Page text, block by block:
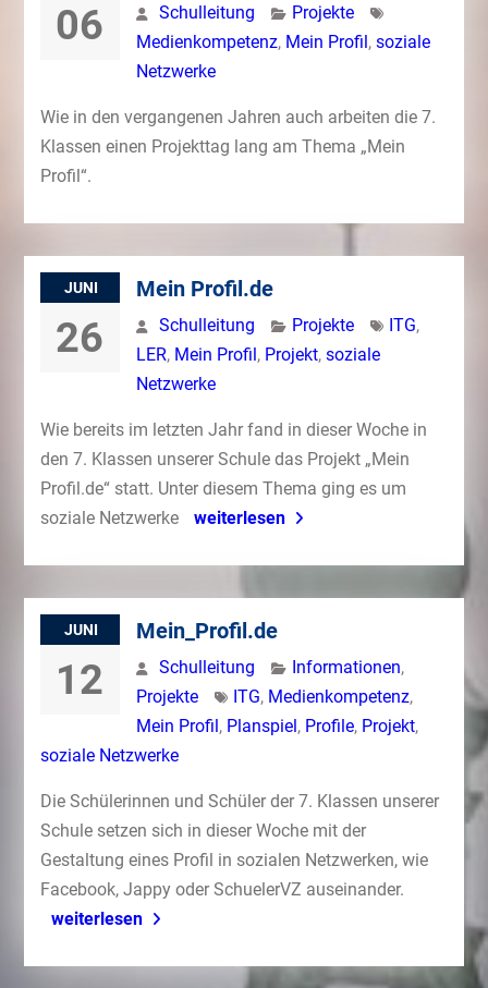
06 Schulleitung
Projekte
Medienkompetenz, Mein Profil, soziale
Netzwerke
Wie in den vergangenen Jahren auch arbeiten die 7.
Klassen einen Projekttag lang am Thema „Mein
Profil“.
JUNI
26
Mein Profil.de
Schulleitung Projekte ITG,
LER, Mein Profil, Projekt, soziale
Netzwerke
Wie bereits im letzten Jahr fand in dieser Woche in
den 7. Klassen unserer Schule das Projekt „Mein
Profil.de“ statt. Unter diesem Thema ging es um
soziale Netzwerke
weiterlesen
JUNI
12
Mein_Profil.de
Schulleitung Informationen,
Projekte
ITG, Medienkompetenz,
Mein Profil, Planspiel, Profile, Projekt,
soziale Netzwerke
Die Schülerinnen und Schüler der 7. Klassen unserer
Schule setzen sich in dieser Woche mit der
Gestaltung eines Profil in sozialen Netzwerken, wie
Facebook, Jappy oder SchuelerVZ auseinander.
weiterlesen